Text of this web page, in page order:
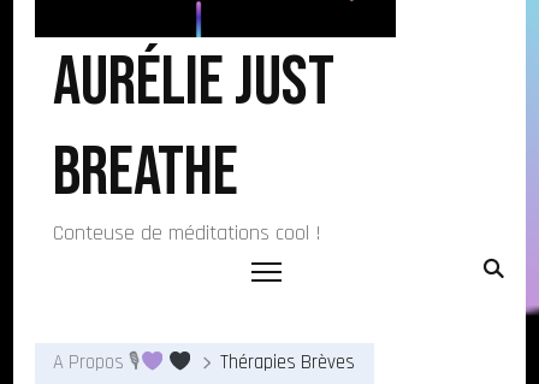
Aurélie Just
Breathe
Conteuse de méditations cool !
A Propos 🎙 Thérapies Brèves